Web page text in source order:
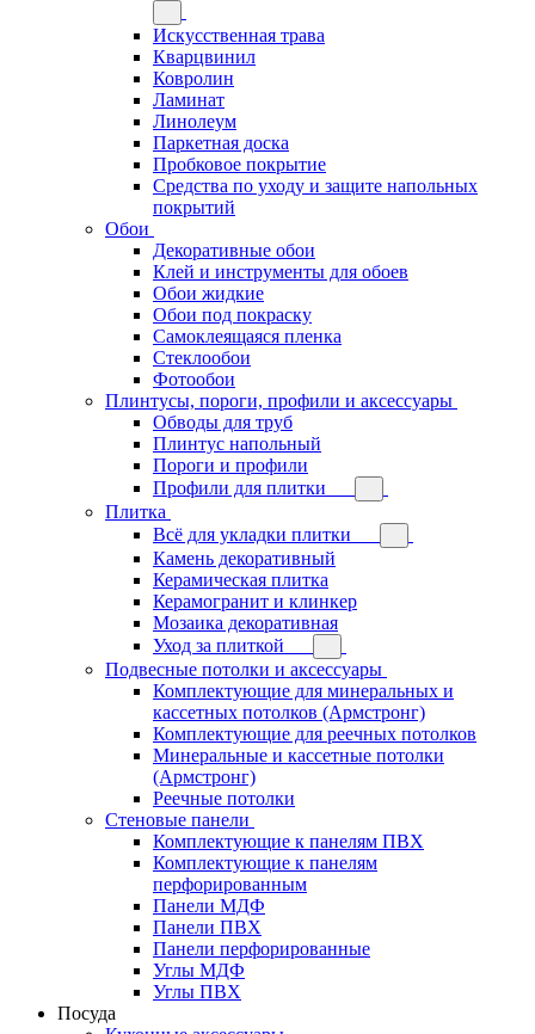
Искусственная трава
Кварцвинил
Ковролин
Ламинат
Линолеум
Паркетная доска
Пробковое покрытие
Средства по уходу и защите напольных
покрытий
Обои
Декоративные обои
Клей и инструменты для обоев
Обои жидкие
Обои под покраску
Самоклеящаяся пленка
Стеклообои
Фотообои
Плинтусы, пороги, профили и аксессуары
Обводы для труб
Плинтус напольный
Пороги и профили
Профили для плитки
Плитка
Всё для укладки плитки
Камень декоративный
Керамическая плитка
Керамогранит и клинкер
Мозаика декоративная
Уход за плиткой
Подвесные потолки и аксессуары
Комплектующие для минеральных и
кассетных потолков (Армстронг)
Комплектующие для реечных потолков
Минеральные и кассетные потолки
(Армстронг)
Реечные потолки
Стеновые панели
Комплектующие к панелям ПВХ
Комплектующие к панелям
перфорированным
Панели МДФ
Панели ПВХ
Панели перфорированные
Углы МДФ
Углы ПВХ
Посуда